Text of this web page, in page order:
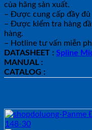
của hãng sản xuất.
– Được cung cấp đầy
– Được kiểm tra hàng
hàng.
– Hotline tư vấn miễn
DATASHEET : Spline
MANUAL :
CATALOG :